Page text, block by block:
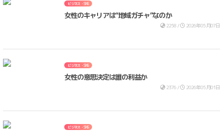
ビジネス・SNS
女性のキャリアは“地域ガチャ”なのか
2258 / 2026年05月07日
ビジネス・SNS
女性の意思決定は誰の利益か
2376 / 2026年05月01日
ビジネス・SNS